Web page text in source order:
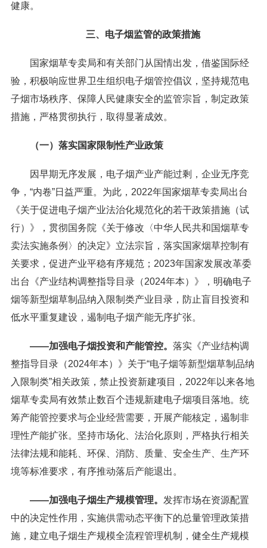
健康。
三、电子烟监管的政策措施
国家烟草专卖局和有关部门从国情出发，借鉴国际经
验，积极响应世界卫生组织电子烟管控倡议，坚持规范电
子烟市场秩序、保障人民健康安全的监管宗旨，制定政策
措施，严格贯彻执行，取得显著成效。
（一）落实国家限制性产业政策
因早期无序发展，电子烟产业产能过剩，企业无序竞
争，“内卷”日益严重。为此，2022年国家烟草专卖局出台
《关于促进电子烟产业法治化规范化的若干政策措施（试
行）》，贯彻国务院《关于修改〈中华人民共和国烟草专
卖法实施条例〉的决定》立法宗旨，落实国家烟草控制有
关要求，促进产业平稳有序规范；2023年国家发展改革委
出台《产业结构调整指导目录（2024年本）》，明确电子
烟等新型烟草制品纳入限制类产业目录，防止盲目投资和
低水平重复建设，遏制电子烟产能无序扩张。
——加强电子烟投资和产能管控。 落实《产业结构调
整指导目录（2024年本）》关于“电子烟等新型烟草制品纳
入限制类”相关政策，禁止投资新建项目，2022年以来各地
烟草专卖局有效禁止数百个违规新建电子烟项目落地。统
筹产能管控要求与企业经营需要，开展产能核定，遏制非
理性产能扩张。坚持市场化、法治化原则，严格执行相关
法律法规和能耗、环保、消防、质量、安全生产、生产环
境等标准要求，有序推动落后产能退出。
——加强电子烟生产规模管理。 发挥市场在资源配置
中的决定性作用，实施供需动态平衡下的总量管理政策措
施，建立电子烟生产规模全流程管理机制，健全生产规模